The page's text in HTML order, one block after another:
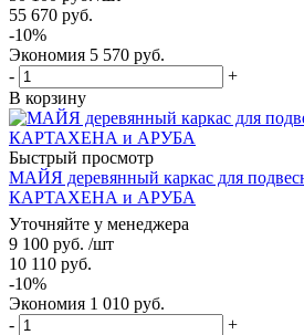
55 670 руб.
-10%
Экономия 5 570 руб.
-
+
В корзину
Быстрый просмотр
МАЙЯ деревянный каркас для
КАРТАХЕНА и АРУБА
Уточняйте у менеджера
9 100 руб. /шт
10 110 руб.
-10%
Экономия 1 010 руб.
-
+